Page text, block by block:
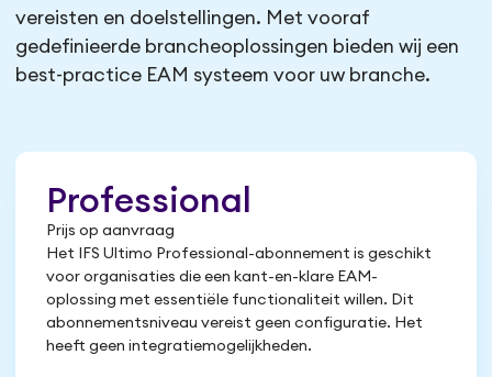
vereisten en doelstellingen. Met vooraf
gedefinieerde brancheoplossingen bieden wij een
best-practice EAM systeem voor uw branche.
Professional
Prijs op aanvraag
Het IFS Ultimo Professional-abonnement is geschikt
voor organisaties die een kant-en-klare EAM-
oplossing met essentiële functionaliteit willen. Dit
abonnementsniveau vereist geen configuratie. Het
heeft geen integratiemogelijkheden.